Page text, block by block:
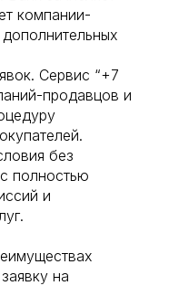
компании-
Сервис “+7
продавцов и
без
полностью
и
на